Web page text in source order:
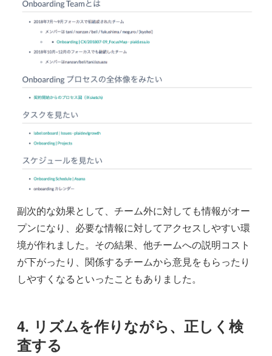
副次的な効果として、チーム外に対しても情報がオー
プンになり、必要な情報に対してアクセスしやすい環
境が作れました。その結果、他チームへの説明コスト
が下がったり、関係するチームから意見をもらったり
しやすくなるといったこともありました。
4. リズムを作りながら、正しく検
査する